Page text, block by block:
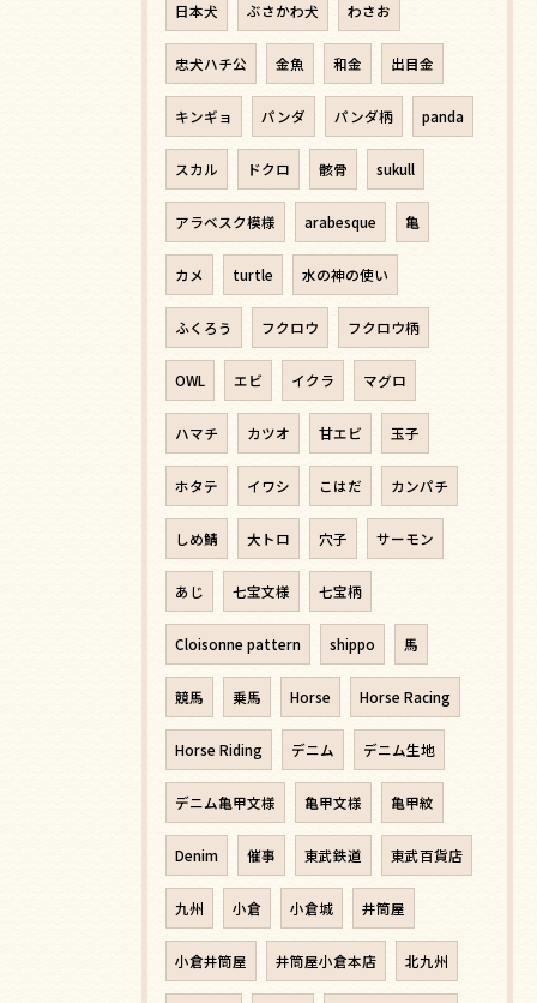
日本犬 ぶさかわ犬 わさお
忠犬ハチ公 金魚 和金 出目金
キンギョ パンダ パンダ柄 panda
スカル ドクロ 骸骨 sukull
アラベスク模様 arabesque 亀
カメ turtle 水の神の使い
ふくろう フクロウ フクロウ柄
OWL エビ イクラ マグロ
ハマチ カツオ 甘エビ 玉子
ホタテ イワシ こはだ カンパチ
しめ鯖 大トロ 穴子 サーモン
あじ 七宝文様 七宝柄
Cloisonne pattern shippo 馬
競馬 乗馬 Horse Horse Racing
Horse Riding デニム デニム生地
デニム亀甲文様 亀甲文様 亀甲紋
Denim 催事 東武鉄道 東武百貨店
九州 小倉 小倉城 井筒屋
小倉井筒屋 井筒屋小倉本店 北九州